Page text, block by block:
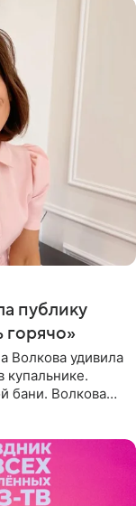
публику
горячо»
Волкова удивила
купальнике.
бани. Волкова